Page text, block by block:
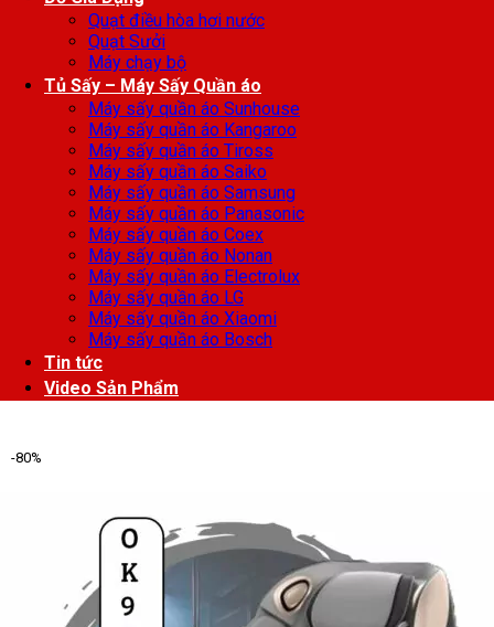
Quạt điều hòa hơi nước
Quạt Sưởi
Máy chạy bộ
Tủ Sấy – Máy Sấy Quần áo
Máy sấy quần áo Sunhouse
Máy sấy quần áo Kangaroo
Máy sấy quần áo Tiross
Máy sấy quần áo Saiko
Máy sấy quần áo Samsung
Máy sấy quần áo Panasonic
Máy sấy quần áo Coex
Máy sấy quần áo Nonan
Máy sấy quần áo Electrolux
Máy sấy quần áo LG
Máy sấy quần áo Xiaomi
Máy sấy quần áo Bosch
Tin tức
Video Sản Phẩm
-80%